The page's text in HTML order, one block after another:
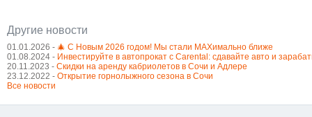
Другие новости
01.01.2026 - 🎄 С Новым 2026 годом! Мы стали MAXимально ближе
01.08.2024 - Инвестируйте в автопрокат с Carental: сдавайте авто и
20.11.2023 - Cкидки на аренду кабриолетов в Сочи и Адлере
23.12.2022 - Открытие горнолыжного сезона в Сочи
Все новости